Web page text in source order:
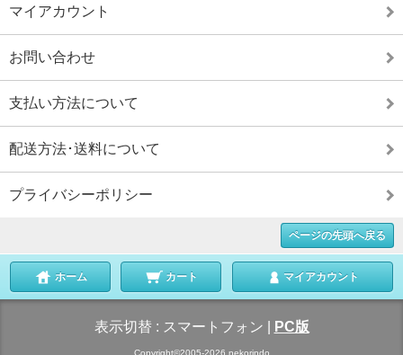
マイアカウント
お問い合わせ
支払い方法について
配送方法･送料について
プライバシーポリシー
ページの先頭へ戻る
ホーム カート マイアカウント
表示切替 : スマートフォン PC版
Copyright©2005-2026 nekorindo